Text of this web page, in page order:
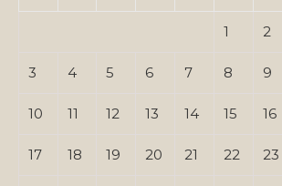
1 2
3 4 5 6 7 8 9
10 11 12 13 14 15 16
17 18 19 20 21 22 23